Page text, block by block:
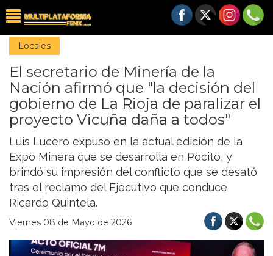
Locales
El secretario de Minería de la
Nación afirmó que "la decisión del
gobierno de La Rioja de paralizar el
proyecto Vicuña daña a todos"
Luis Lucero expuso en la actual edición de la
Expo Minera que se desarrolla en Pocito, y
brindó su impresión del conflicto que se desató
tras el reclamo del Ejecutivo que conduce
Ricardo Quintela.
Viernes 08 de Mayo de 2026